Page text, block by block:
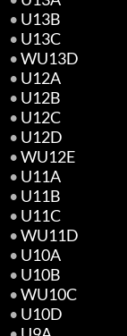
• U13B
• U13C
•WU13D
• U12A
• U12B
• U12C
• U12D
•WU12E
• U11A
• U11B
• U11C
•WU11D
• U10A
• U10B
•WU10C
• U10D